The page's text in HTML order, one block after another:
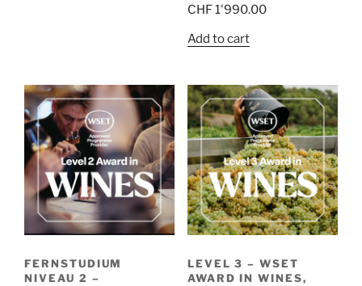
CHF1'990.00
Add to cart
FERNSTUDIUM
NIVEAU 2 –
LEVEL 3 – WSET
AWARD IN WINES,